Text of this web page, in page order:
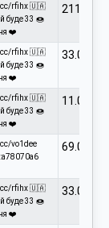
rfihx 🇺🇦
буде 33 🍩
❤️
211.00
rfihx 🇺🇦
буде 33 🍩
❤️
33.00
rfihx 🇺🇦
буде 33 🍩
❤️
11.00
vo1dee
69.00
rfihx 🇺🇦
буде 33 🍩
❤️
33.00